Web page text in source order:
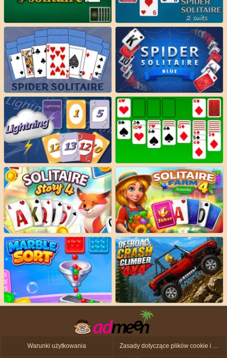
Warunki użytkowania Zasady dotyczące plików cookie i ochrony danych osobowych